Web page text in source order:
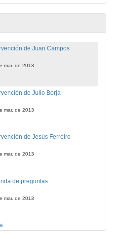
de Jose López Rivas
de Juan Campos
mar. de 2013
de Julio Borja
mar. de 2013
de Jesús Ferreiro
mar. de 2013
de preguntas
mar. de 2013